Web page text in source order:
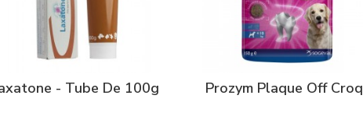
- Tube De 100g Prozym Plaque Off Croq